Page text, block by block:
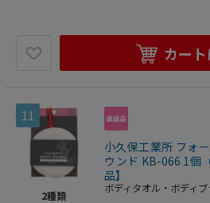
カー
11
2種類
小久保工業所 フォ
ウンド KB-066 1個
品】
ボディタオル・ボディブ